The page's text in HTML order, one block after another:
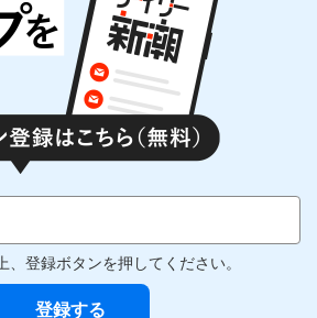
、登録ボタンを押してください。